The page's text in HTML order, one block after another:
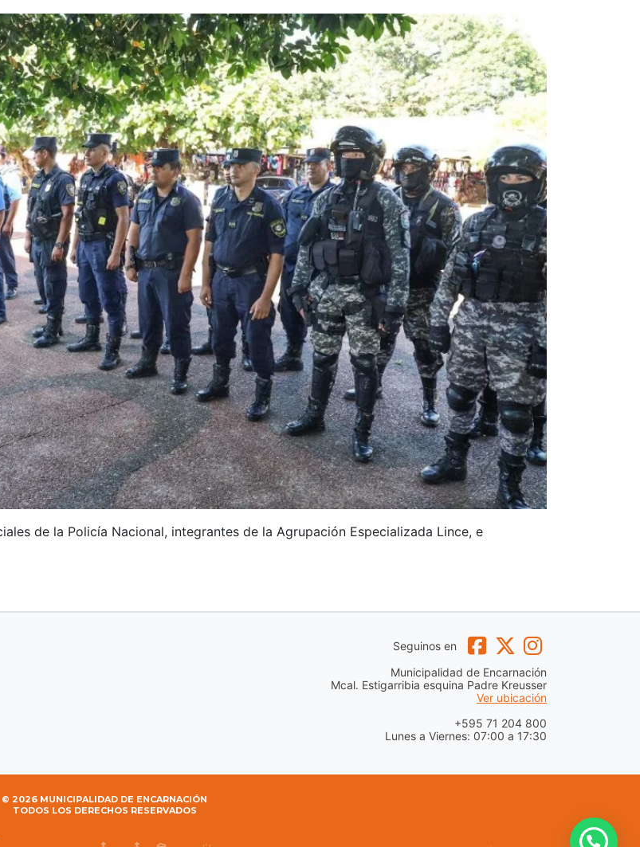
de la Policía Nacional, integrantes de la Agrupación Especializada Lince, e
Seguinos en
Municipalidad de Encarnación
Mcal. Estigarribia esquina Padre Kreusser
Ver ubicación
+595 71 204 800
Lunes a Viernes: 07:00 a 17:30
© 2026 MUNICIPALIDAD DE ENCARNACIÓN
TODOS LOS DERECHOS RESERVADOS